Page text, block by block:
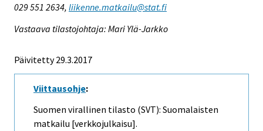
029 551 2634, liikenne.matkailu@stat.fi
Vastaava tilastojohtaja: Mari Ylä-Jarkko
Päivitetty 29.3.2017
Viittausohje:
Suomen virallinen tilasto (SVT): Suomalaisten
matkailu [verkkojulkaisu].